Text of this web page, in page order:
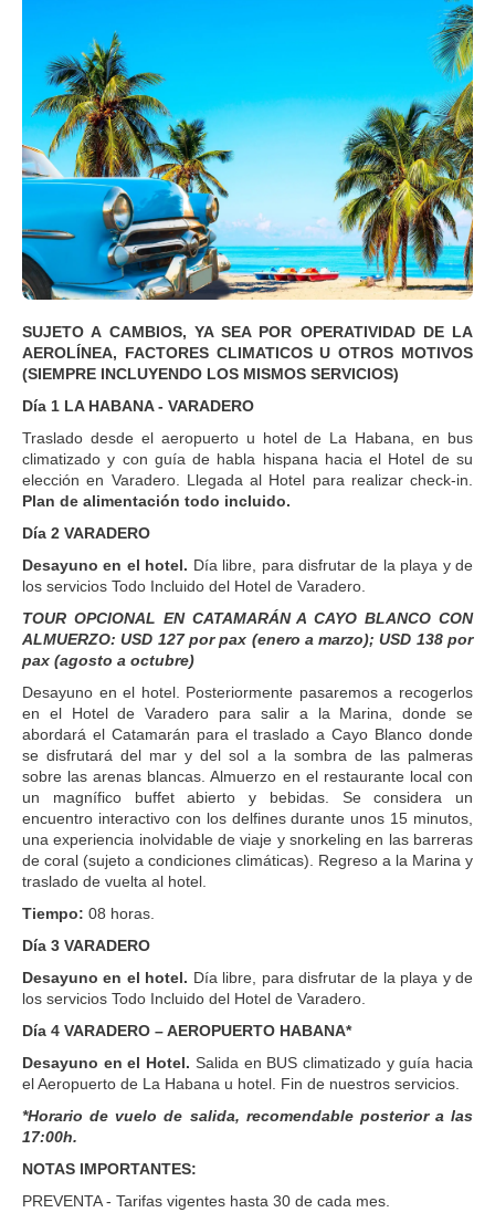
SUJETO A CAMBIOS, YA SEA POR OPERATIVIDAD DE LA
AEROLÍNEA, FACTORES CLIMATICOS U OTROS MOTIVOS
(SIEMPRE INCLUYENDO LOS MISMOS SERVICIOS)
Día 1 LA HABANA - VARADERO
Traslado desde el aeropuerto u hotel de La Habana, en bus
climatizado y con guía de habla hispana hacia el Hotel de su
elección en Varadero. Llegada al Hotel para realizar check-in.
Plan de alimentación todo incluido.
Día 2 VARADERO
Desayuno en el hotel. Día libre, para disfrutar de la playa y de
los servicios Todo Incluido del Hotel de Varadero.
TOUR OPCIONAL EN CATAMARÁN A CAYO BLANCO CON
ALMUERZO: USD 127 por pax (enero a marzo); USD 138 por
pax (agosto a octubre)
Desayuno en el hotel. Posteriormente pasaremos a recogerlos
en el Hotel de Varadero para salir a la Marina, donde se
abordará el Catamarán para el traslado a Cayo Blanco donde
se disfrutará del mar y del sol a la sombra de las palmeras
sobre las arenas blancas. Almuerzo en el restaurante local con
un magnífico buffet abierto y bebidas. Se considera un
encuentro interactivo con los delfines durante unos 15 minutos,
una experiencia inolvidable de viaje y snorkeling en las barreras
de coral (sujeto a condiciones climáticas). Regreso a la Marina y
traslado de vuelta al hotel.
Tiempo: 08 horas.
Día 3 VARADERO
Desayuno en el hotel. Día libre, para disfrutar de la playa y de
los servicios Todo Incluido del Hotel de Varadero.
Día 4 VARADERO – AEROPUERTO HABANA*
Desayuno en el Hotel. Salida en BUS climatizado y guía hacia
el Aeropuerto de La Habana u hotel. Fin de nuestros servicios.
*Horario de vuelo de salida, recomendable posterior a las
17:00h.
NOTAS IMPORTANTES:
PREVENTA - Tarifas vigentes hasta 30 de cada mes.